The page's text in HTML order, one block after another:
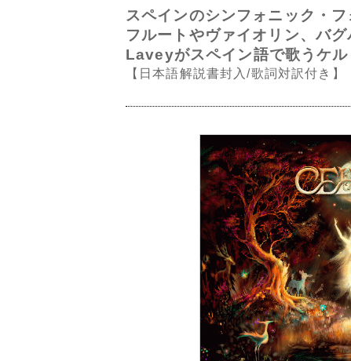
スペインのシンフォニック・
フルートやヴァイオリン、バ
Laveyがスペイン語で歌うケ
【日本語解説書封入/歌詞対訳付き】